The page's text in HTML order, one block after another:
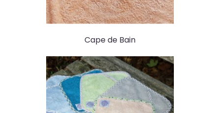
Cape de Bain